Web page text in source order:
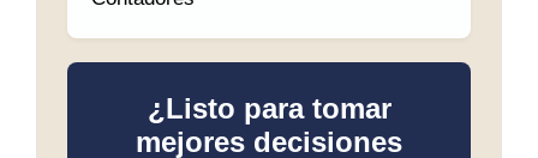
¿Listo para tomar
mejores decisiones